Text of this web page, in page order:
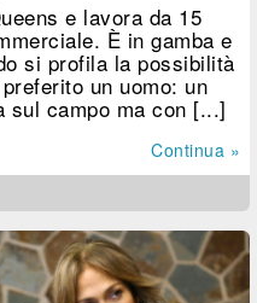
e lavora da 15
È in gamba e
si profila la possibilità
un uomo: un
sul campo ma con [...]
Continua »